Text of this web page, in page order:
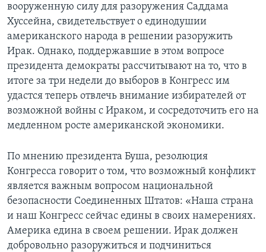
НЬЮ-ЙОРК NEW YORK
ТЕСТЫ
ВИДЕО
ПОДПИСКА НА НОВОСТИ
Learning English
СОЦИАЛЬНЫЕ СЕТИ
вооруженную силу для разоружения Саддама
Хуссейна, свидетельствует о единодушии
американского народа в решении разоружить
Ирак. Однако, поддержавшие в этом вопросе
президента демократы рассчитывают на то, что в
итоге за три недели до выборов в Конгресс им
удастся теперь отвлечь внимание избирателей от
возможной войны с Ираком, и сосредоточить его на
медленном росте американской экономики.
По мнению президента Буша, резолюция
Конгресса говорит о том, что возможный конфликт
является важным вопросом национальной
безопасности Соединенных Штатов: «Наша страна
и наш Конгресс сейчас едины в своих намерениях.
Америка едина в своем решении. Ирак должен
добровольно разоружиться и подчиниться